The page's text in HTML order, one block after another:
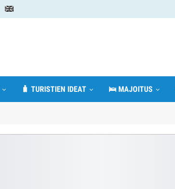
🧳 TURISTIEN IDEAT 🛌 MAJOITUS